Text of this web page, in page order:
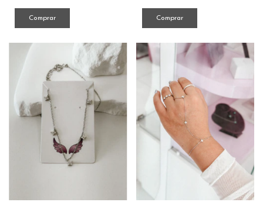
Comprar Comprar